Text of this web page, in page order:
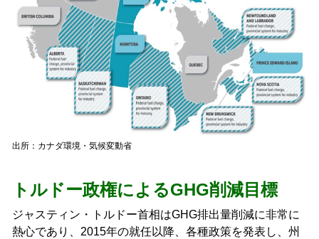
出所：カナダ環境・気候変動省
トルドー政権によるGHG削減目標
ジャスティン・トルドー首相はGHG排出量削減に非常に
熱心であり、2015年の就任以降、各種政策を発表し、州